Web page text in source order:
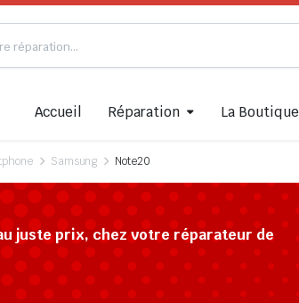
Accueil Réparation La Boutique
Samsung Note20
juste prix, chez votre réparateur de